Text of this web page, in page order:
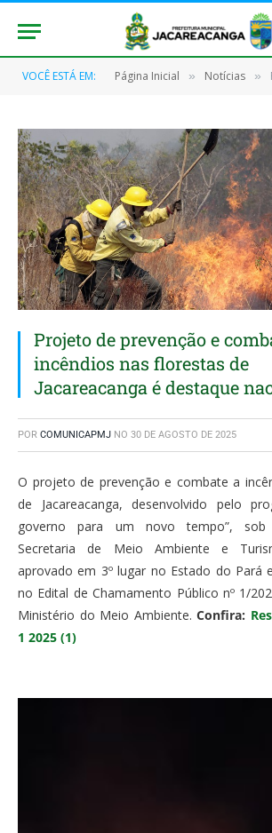
VOCÊ ESTÁ EM: Página Inicial » Notícias »
Projeto de prevenção e
incêndios nas florestas de
Jacareacanga é destaque
POR COMUNICAPMJ NO 30 DE AGOSTO DE 2025
O projeto de prevenção e combate a
de Jacareacanga, desenvolvido pelo
governo para um novo tempo”, sob
Secretaria de Meio Ambiente e
aprovado em 3º lugar no Estado do Pará
no Edital de Chamamento Público nº 1/
Ministério do Meio Ambiente. Confira:
1 2025 (1)